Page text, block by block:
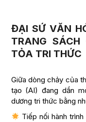
ĐẠI SỨ VĂN
TRANG
TỎA TRI THỨC
Giữa dòng chảy của
tạo (AI) đang dần
dương tri thức bằng
Tiếp nối hành